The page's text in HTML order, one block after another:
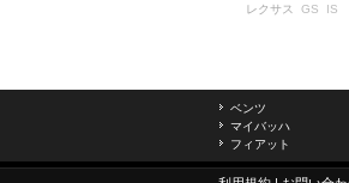
レクサス GS IS
ベンツ
マイバッハ
フィアット